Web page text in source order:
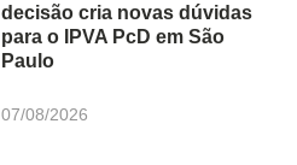
decisão cria novas dúvidas
para o IPVA PcD em São
Paulo
07/08/2026